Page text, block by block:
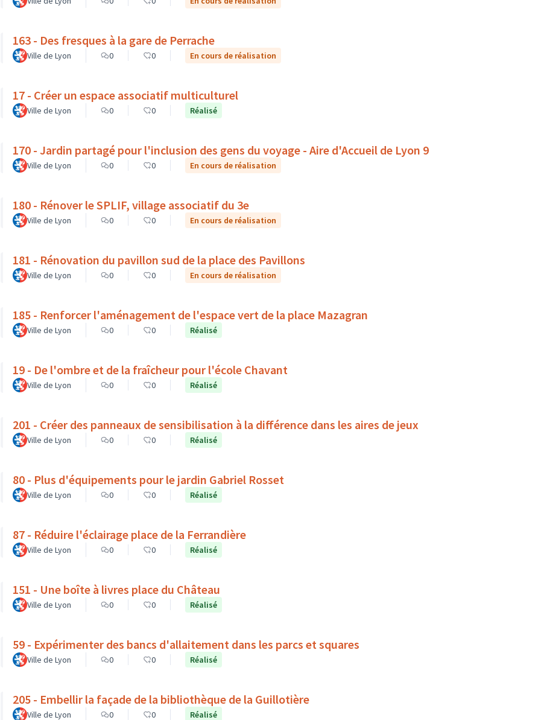
163 - Des fresques à la gare de Perrache
Ville de Lyon 0 0 En cours de réalisation
17 - Créer un espace associatif multiculturel
Ville de Lyon 0 0 Réalisé
170 - Jardin partagé pour l'inclusion des gens du voyage - Aire d'Accueil de Lyon 9
Ville de Lyon 0 0 En cours de réalisation
180 - Rénover le SPLIF, village associatif du 3e
Ville de Lyon 0 0 En cours de réalisation
181 - Rénovation du pavillon sud de la place des Pavillons
Ville de Lyon 0 0 En cours de réalisation
185 - Renforcer l'aménagement de l'espace vert de la place Mazagran
Ville de Lyon 0 0 Réalisé
19 - De l'ombre et de la fraîcheur pour l'école Chavant
Ville de Lyon 0 0 Réalisé
201 - Créer des panneaux de sensibilisation à la différence dans les aires de jeux
Ville de Lyon 0 0 Réalisé
80 - Plus d'équipements pour le jardin Gabriel Rosset
Ville de Lyon 0 0 Réalisé
87 - Réduire l'éclairage place de la Ferrandière
Ville de Lyon 0 0 Réalisé
151 - Une boîte à livres place du Château
Ville de Lyon 0 0 Réalisé
59 - Expérimenter des bancs d'allaitement dans les parcs et squares
Ville de Lyon 0 0 Réalisé
205 - Embellir la façade de la bibliothèque de la Guillotière
Ville de Lyon 0 0 Réalisé